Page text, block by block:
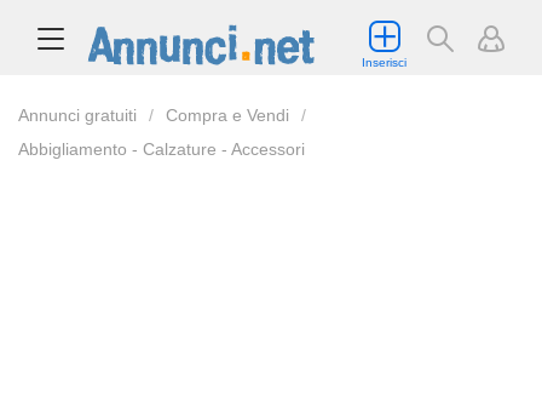
Inserisci
Annunci gratuiti
Compra e Vendi
Abbigliamento - Calzature - Accessori